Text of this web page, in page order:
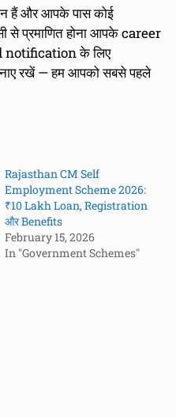
हैं और आपके पास कोई
प्रमाणित होना आपके career
notification के लिए
रखें — हम आपको सबसे पहले
Rajasthan CM Self
Employment Scheme 2026:
₹10 Lakh Loan, Registration
और Benefits
February 15, 2026
In "Government Schemes"